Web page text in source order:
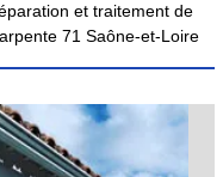
et traitement de
71 Saône-et-Loire